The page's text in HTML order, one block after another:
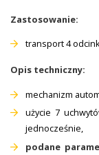
Zastosowanie:
transport 4
Opis techniczny:
mechanizm
użycie 7
jednocześnie,
podane